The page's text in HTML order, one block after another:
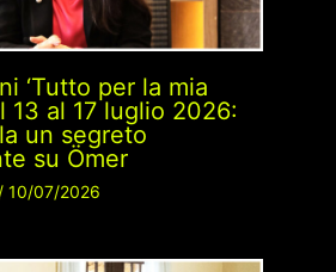
‘Tutto per la mia
13 al 17 luglio 2026:
un segreto
su Ömer
10/07/2026